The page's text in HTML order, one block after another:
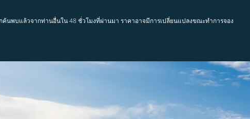
นพบแล้วจากท่านอื่นใน 48 ชั่วโมงที่ผ่านมา ราคาอาจมีการเปลี่ยนแปลงขณะทำการจอง